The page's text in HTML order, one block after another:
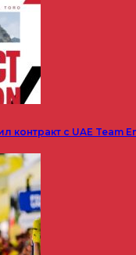
контракт с UAE Team